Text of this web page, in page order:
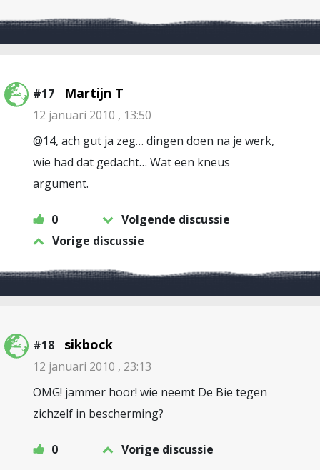
#17 Martijn T
12 januari 2010 , 13:50
@14, ach gut ja zeg… dingen doen na je werk,
wie had dat gedacht… Wat een kneus
argument.
0
Volgende discussie
Vorige discussie
#18 sikbock
12 januari 2010 , 23:13
OMG! jammer hoor! wie neemt De Bie tegen
zichzelf in bescherming?
0 Vorige discussie